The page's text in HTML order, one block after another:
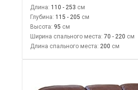
Длина: 110 - 253
Глубина: 115 - 205
Высота: 95
Ширина спального места: 70 - 220
Длина спального места: 200